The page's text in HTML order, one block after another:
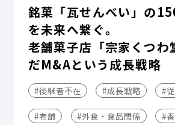
銘菓「瓦せんべい」の
を未来へ繋ぐ。
老舗菓子店「宗家くつわ
だM&Aという成長戦略
#後継者不在 #成長戦略 #
#老舗 #外食・食品関係 #